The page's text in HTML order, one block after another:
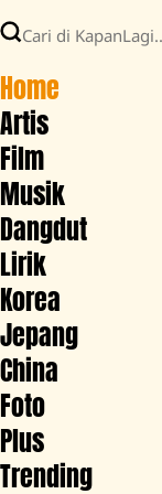
Home
Artis
Film
Musik
Dangdut
Lirik
Korea
Jepang
China
Foto
Plus
Trending